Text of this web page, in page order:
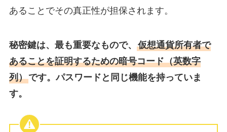
あることでその真正性が担保されます。
秘密鍵は、最も重要なもので、 仮想通貨所有者で
あることを証明するための暗号コード（英数字
列）です。パスワードと同じ機能を持っていま
す。